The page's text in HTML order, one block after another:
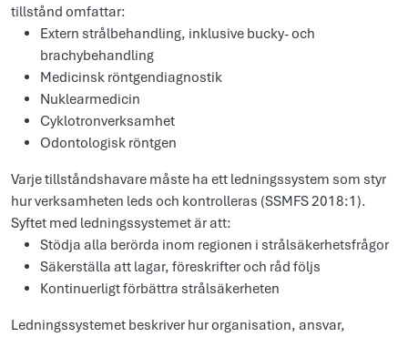
tillstånd omfattar:
Extern strålbehandling, inklusive bucky- och
brachybehandling
Medicinsk röntgendiagnostik
Nuklearmedicin
Cyklotronverksamhet
Odontologisk röntgen
Varje tillståndshavare måste ha ett ledningssystem som styr
hur verksamheten leds och kontrolleras (SSMFS 2018:1).
Syftet med ledningssystemet är att:
Stödja alla berörda inom regionen i strålsäkerhetsfrågor
Säkerställa att lagar, föreskrifter och råd följs
Kontinuerligt förbättra strålsäkerheten
Ledningssystemet beskriver hur organisation, ansvar,